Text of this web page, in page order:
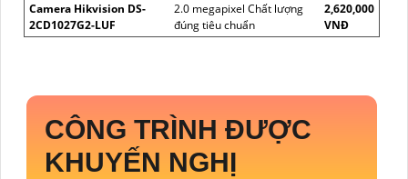
Camera Hikvision DS-
2CD1027G2-LUF
2.0 megapixel Chất lượng
đúng tiêu chuẩn
2,620,000
VNĐ
CÔNG TRÌNH ĐƯỢC
KHUYẾN NGHỊ